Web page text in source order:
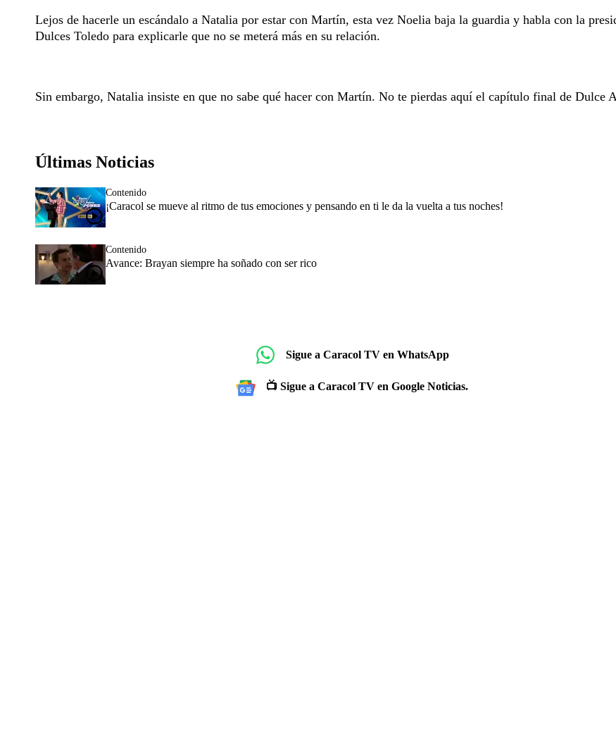
Lejos de hacerle un escándalo a Natalia por estar con Martín, esta vez Noelia baja la guardia y habla con la
Dulces Toledo para explicarle que no se meterá más en su relación.
Sin embargo, Natalia insiste en que no sabe qué hacer con Martín. No te pierdas aquí el capítulo final de Dulce
Últimas Noticias
Contenido
¡Caracol se mueve al ritmo de tus emociones y pensando en ti le da la vuelta a tus noches!
Contenido
Avance: Brayan siempre ha soñado con ser rico
Sigue a Caracol TV en WhatsApp
📺 Sigue a Caracol TV en Google Noticias.